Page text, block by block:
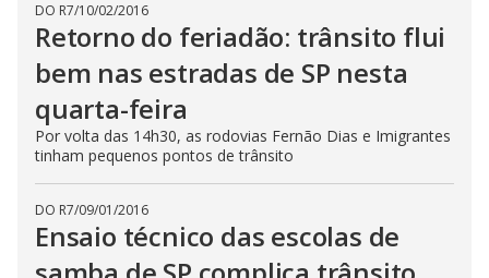
DO R7/10/02/2016
Retorno do feriadão: trânsito flui
bem nas estradas de SP nesta
quarta-feira
Por volta das 14h30, as rodovias Fernão Dias e Imigrantes
tinham pequenos pontos de trânsito
DO R7/09/01/2016
Ensaio técnico das escolas de